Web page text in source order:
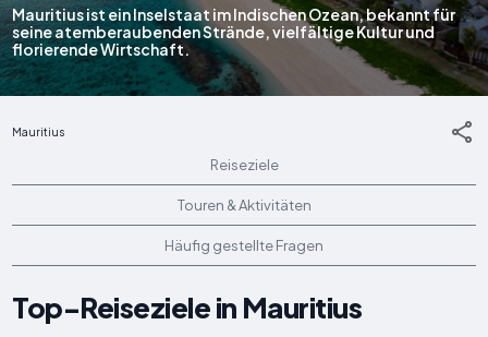
Mauritius ist ein Inselstaat im Indischen Ozean, bekannt für
seine atemberaubenden Strände, vielfältige Kultur und
florierende Wirtschaft.
Mauritius
Reiseziele
Touren & Aktivitäten
Häufig gestellte Fragen
Top-Reiseziele in Mauritius